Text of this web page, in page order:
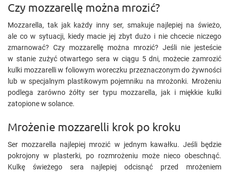
Czy mozzarellę można mrozić?
Mozzarella, tak jak każdy inny ser, smakuje najlepiej na świeżo,
ale co w sytuacji, kiedy macie jej zbyt dużo i nie chcecie niczego
zmarnować? Czy mozzarellę można mrozić? Jeśli nie jesteście
w stanie zużyć otwartego sera w ciągu 5 dni, możecie zamrozić
kulki mozzarelli w foliowym woreczku przeznaczonym do żywności
lub w specjalnym plastikowym pojemniku na mrożonki. Mrożeniu
podlega zarówno żółty ser typu mozzarella, jak i miękkie kulki
zatopione w solance.
Mrożenie mozzarelli krok po kroku
Ser mozzarella najlepiej mrozić w jednym kawałku. Jeśli będzie
pokrojony w plasterki, po rozmrożeniu może nieco obeschnąć.
Kulkę świeżego sera najlepiej odcisnąć przed mrożeniem